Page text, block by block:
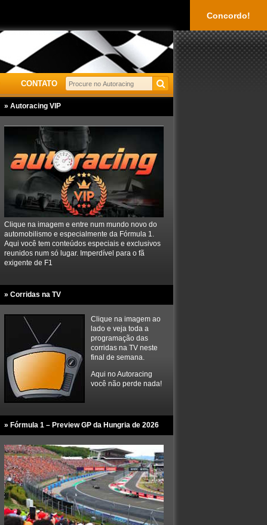
Concordo!
CONTATO
» Autoracing VIP
Clique na imagem e entre num mundo novo do
automobilismo e especialmente da Fórmula 1.
Aqui você tem conteúdos especiais e exclusivos
reunidos num só lugar. Imperdível para o fã
exigente de F1
» Corridas na TV
Clique na imagem ao
lado e veja toda a
programação das
corridas na TV neste
final de semana.
Aqui no Autoracing
você não perde nada!
» Fórmula 1 – Preview GP da Hungria de 2026